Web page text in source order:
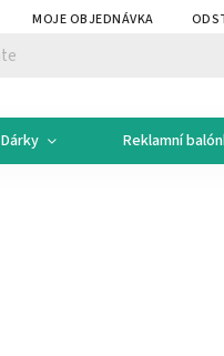
MOJE OBJEDNÁVKA
Dárky Reklamní